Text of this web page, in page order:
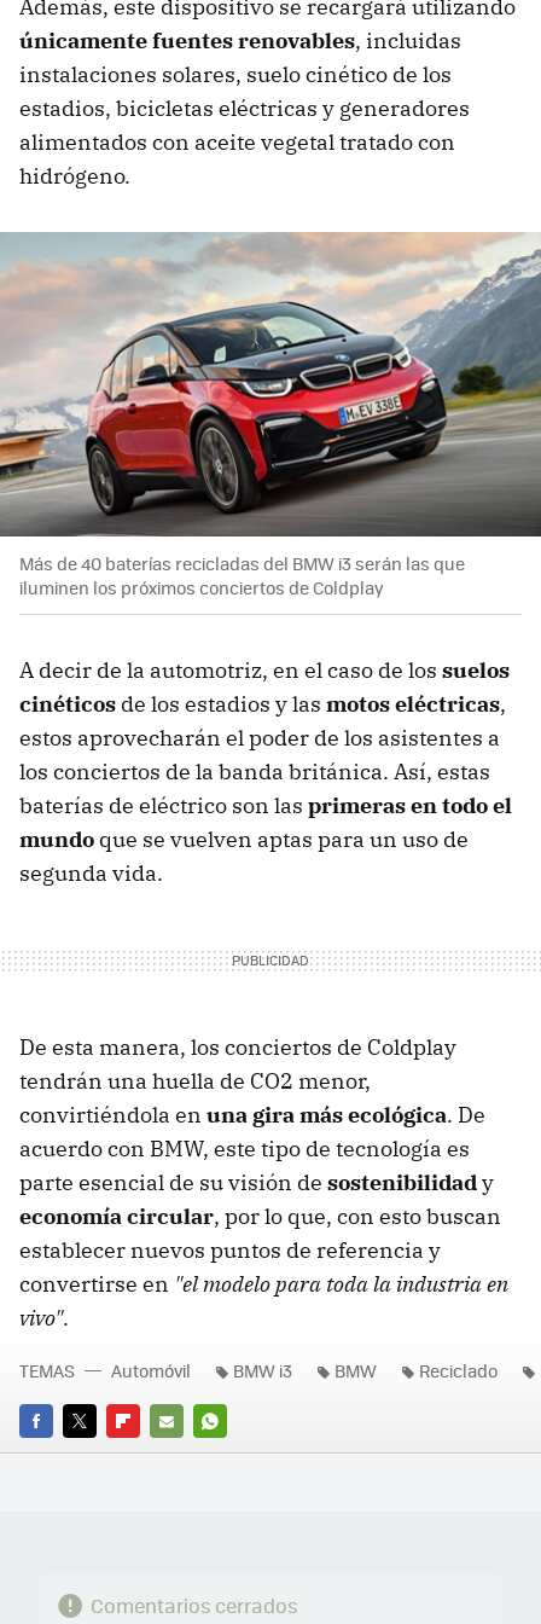
Además, este dispositivo se recargará utilizando
únicamente fuentes renovables, incluidas
instalaciones solares, suelo cinético de los
estadios, bicicletas eléctricas y generadores
alimentados con aceite vegetal tratado con
hidrógeno.
Más de 40 baterías recicladas del BMW i3 serán las que
iluminen los próximos conciertos de Coldplay
A decir de la automotriz, en el caso de los suelos
cinéticos de los estadios y las motos eléctricas,
estos aprovecharán el poder de los asistentes a
los conciertos de la banda británica. Así, estas
baterías de eléctrico son las primeras en todo el
mundo que se vuelven aptas para un uso de
segunda vida.
De esta manera, los conciertos de Coldplay
tendrán una huella de CO2 menor,
convirtiéndola en una gira más ecológica. De
acuerdo con BMW, este tipo de tecnología es
parte esencial de su visión de sostenibilidady
economía circular, por lo que, con esto buscan
establecer nuevos puntos de referencia y
convertirse en "el modelo para toda la industria en
vivo".
FACEBOOK
TWITTERFLIPBOARD
E-
WHATSAPP
TEMAS Automóvil BMW i3 BMW Reciclado
Comentarios cerrados